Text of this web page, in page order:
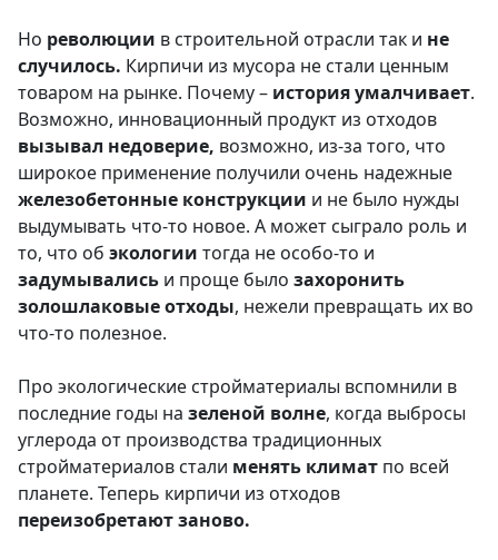
Но революции в строительной отрасли так и не
случилось. Кирпичи из мусора не стали ценным
товаром на рынке. Почему – история умалчивает.
Возможно, инновационный продукт из отходов
вызывал недоверие, возможно, из-за того, что
широкое применение получили очень надежные
железобетонные конструкции и не было нужды
выдумывать что-то новое. А может сыграло роль и
то, что об экологии тогда не особо-то и
задумывались и проще было захоронить
золошлаковые отходы, нежели превращать их во
что-то полезное.
Про экологические стройматериалы вспомнили в
последние годы на зеленой волне, когда выбросы
углерода от производства традиционных
стройматериалов стали менять климат по всей
планете. Теперь кирпичи из отходов
переизобретают заново.